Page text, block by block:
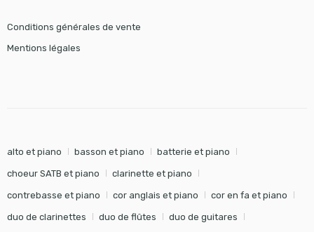
Conditions générales de vente
Mentions légales
alto et piano basson et piano batterie et piano
choeur SATB et piano clarinette et piano
contrebasse et piano cor anglais et piano cor en fa et piano
duo de clarinettes duo de flûtes duo de guitares